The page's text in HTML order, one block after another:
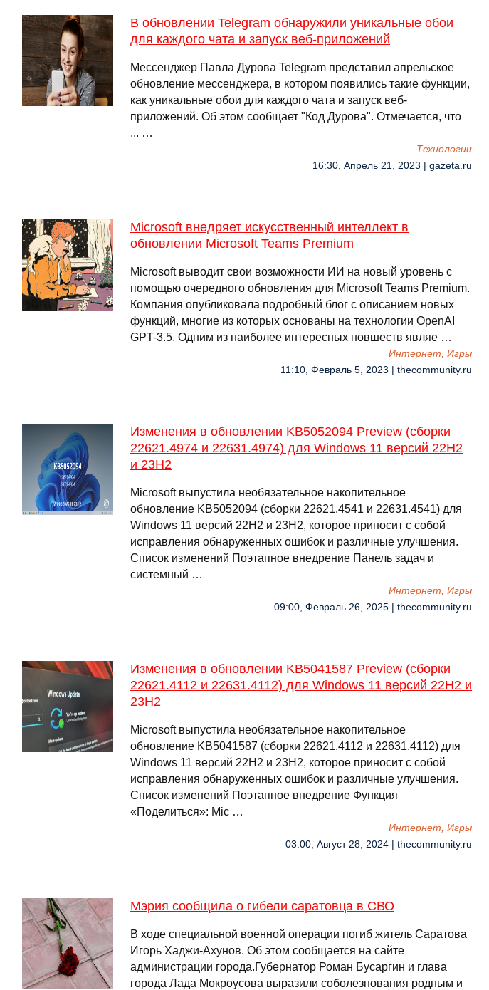
В обновлении Telegram обнаружили уникальные обои
для каждого чата и запуск веб-приложений
Мессенджер Павла Дурова Telegram представил апрельское
обновление мессенджера, в котором появились такие функции,
как уникальные обои для каждого чата и запуск веб-
приложений. Об этом сообщает "Код Дурова". Отмечается, что
... …
Технологии
16:30, Апрель 21, 2023 | gazeta.ru
Microsoft внедряет искусственный интеллект в
обновлении Microsoft Teams Premium
Microsoft выводит свои возможности ИИ на новый уровень с
помощью очередного обновления для Microsoft Teams Premium.
Компания опубликовала подробный блог с описанием новых
функций, многие из которых основаны на технологии OpenAI
GPT-3.5. Одним из наиболее интересных новшеств являе …
Интернет, Игры
11:10, Февраль 5, 2023 | thecommunity.ru
Изменения в обновлении KB5052094 Preview (сборки
22621.4974 и 22631.4974) для Windows 11 версий 22H2
и 23H2
Microsoft выпустила необязательное накопительное
обновление KB5052094 (сборки 22621.4541 и 22631.4541) для
Windows 11 версий 22H2 и 23H2, которое приносит с собой
исправления обнаруженных ошибок и различные улучшения.
Список изменений Поэтапное внедрение Панель задач и
системный …
Интернет, Игры
09:00, Февраль 26, 2025 | thecommunity.ru
Изменения в обновлении KB5041587 Preview (сборки
22621.4112 и 22631.4112) для Windows 11 версий 22H2 и
23H2
Microsoft выпустила необязательное накопительное
обновление KB5041587 (сборки 22621.4112 и 22631.4112) для
Windows 11 версий 22H2 и 23H2, которое приносит с собой
исправления обнаруженных ошибок и различные улучшения.
Список изменений Поэтапное внедрение Функция
«Поделиться»: Mic …
Интернет, Игры
03:00, Август 28, 2024 | thecommunity.ru
Мэрия сообщила о гибели саратовца в СВО
В ходе специальной военной операции погиб житель Саратова
Игорь Хаджи-Ахунов. Об этом сообщается на сайте
администрации города.Губернатор Роман Бусаргин и глава
города Лада Мокроусова выразили соболезнования родным и